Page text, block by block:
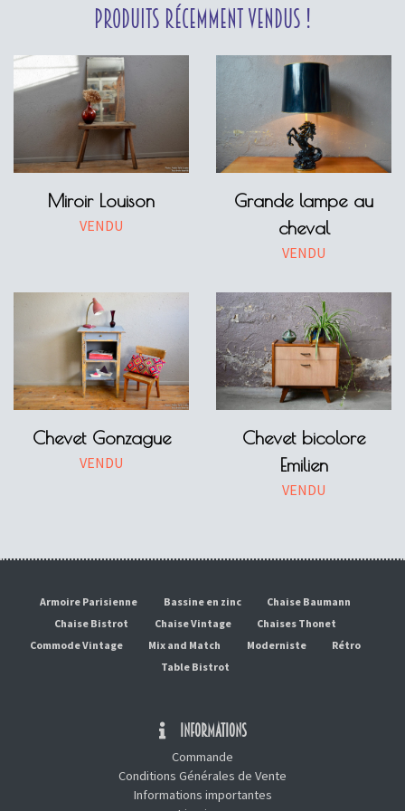
Produits récemment vendus !
Miroir Louison
VENDU
Grande lampe au
cheval
VENDU
Chevet Gonzague
VENDU
Chevet bicolore
Emilien
VENDU
Armoire Parisienne Bassine en zinc
Chaise Baumann
Chaise Bistrot
Chaise Vintage
Chaises Thonet
Commode Vintage
Mix and Match Moderniste
Rétro
Table Bistrot
INFORMATIONS
Commande
Conditions Générales de Vente
Informations importantes